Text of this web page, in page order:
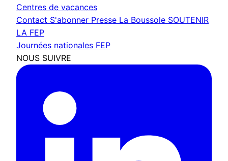
Centres de vacances
Contact S'abonner Presse La Boussole SOUTENIR
LA FEP
Journées nationales FEP
NOUS SUIVRE